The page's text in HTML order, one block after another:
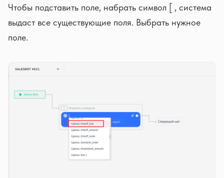
Чтобы подставить поле, набрать символ [ , система
выдаст все существующие поля. Выбрать нужное
поле.